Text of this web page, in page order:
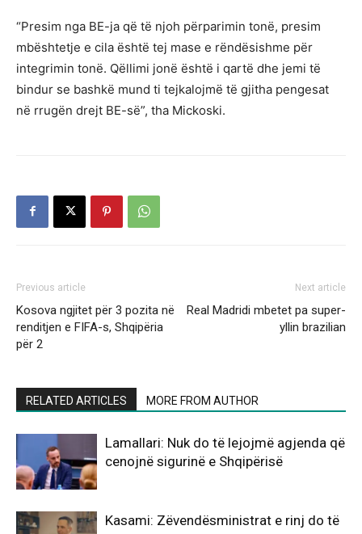
“Presim nga BE-ja që të njoh përparimin tonë, presim
mbështetje e cila është tej mase e rëndësishme për
integrimin tonë. Qëllimi jonë është i qartë dhe jemi të
bindur se bashkë mund ti tejkalojmë të gjitha pengesat
në rrugën drejt BE-së”, tha Mickoski.
Previous article
Kosova ngjitet për 3 pozita në
renditjen e FIFA-s, Shqipëria
për 2
Next article
Real Madridi mbetet pa super-
yllin brazilian
RELATED ARTICLES MORE FROM AUTHOR
Lamallari: Nuk do të lejojmë agjenda që
cenojnë sigurinë e Shqipërisë
Kasami: Zëvendësministrat e rinj do të